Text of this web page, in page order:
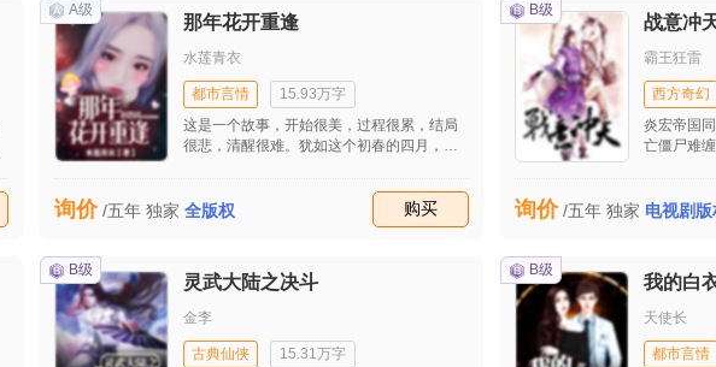
黑暗组织的主人~~~
A级
那年花开重逢
水莲青衣
都市言情
15.93万字
这是一个故事，开始很美，过程很累，结局
很悲，清醒很难。犹如这个初春的四月，天
般。总是希冀着夕阳的余晖。
询价 /五年 独家 全版权 购买
B级
战意冲
霸王狂雷
西方奇幻
炎宏帝国
亡僵尸难
身实力的
询价 /五年 独家 电视剧版
B级
灵武大陆之决斗
金李
古典仙侠
15.31万字
B级
我的白
天使长
都市言情